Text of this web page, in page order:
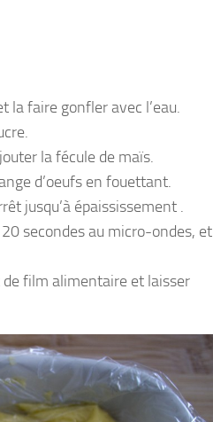
la faire gonfler avec l’eau.
la fécule de maïs.
d’oeufs en fouettant.
jusqu’à épaississement .
secondes au micro-ondes, et
film alimentaire et laisser